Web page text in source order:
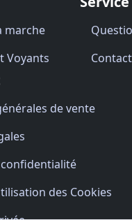
marche
Voyants
de vente
des Cookies